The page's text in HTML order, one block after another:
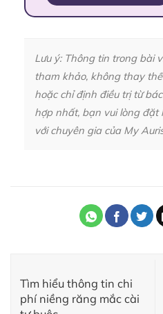
Lưu ý: Thông tin trong bài
tham khảo, không thay
hoặc chỉ định điều trị từ
hợp nhất, bạn vui lòng đặt
với chuyên gia của My
Tìm hiểu thông tin chi
phí niềng răng mắc cài